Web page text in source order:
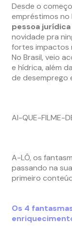
Desde o
empréstimos no
pessoa
novidade pra
fortes impactos
No Brasil, veio
e hídrica, além
de desemprego
AI-QUE-FILME-
A-LÔ, os
passando na
primeiro
Os 4